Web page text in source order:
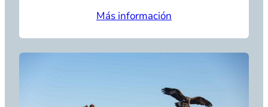
Más información